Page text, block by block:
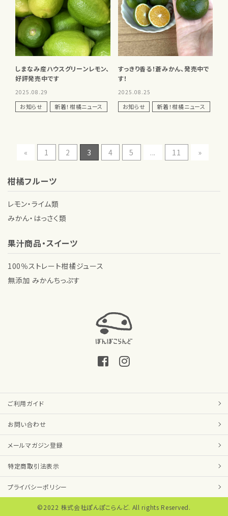
しまなみ産ハウスグリーンレモン、
好評発売中です
2025.08.29
お知らせ 新着！柑橘ニュース
すっきり香る！蒼みかん、発売中で
す！
2025.08.25
お知らせ 新着！柑橘ニュース
« 1 2 3 4 5 ... 11 »
柑橘フルーツ
レモン・ライム類
みかん・はっさく類
果汁商品・スイーツ
100％ストレート柑橘ジュース
無添加 みかんちっぷす
ご利用ガイド
お問い合わせ
メールマガジン登録
特定商取引法表示
プライバシーポリシー
©2022 株式会社ぽんぽこらんど. All rights Reserved.